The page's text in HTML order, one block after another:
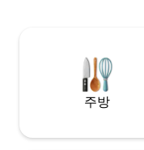
까지 차로 4분 환상적
수 있는 전용 자쿠지,
주방